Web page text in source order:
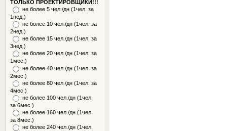
ТОЛЬКО ПРОЕКТИРОВЩИКИ!!!
не более 5 чел./дн (1чел. за
1нед.)
не более 10 чел./дн (1чел. за
2нед.)
не более 15 чел./дн (1чел. за
3нед.)
не более 20 чел./дн (1чел. за
1мес.)
не более 40 чел./дн (1чел. за
2мес.)
не более 80 чел./дн (1чел. за
4мес.)
не более 100 чел./дн (1чел.
за 6мес.)
не более 160 чел./дн (1чел.
за 8мес.)
не более 240 чел./дн (1чел.